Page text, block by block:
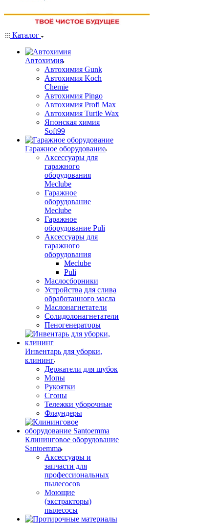
Каталог
Автохимия
Автохимия Gunk
Автохимия Koch
Chemie
Автохимия Pingo
Автохимия Profi Max
Автохимия Turtle Wax
Японская химия
Soft99
Гаражное оборудование
Аксессуары для
гаражного
оборудования
Meclube
Гаражное
оборудование
Meclube
Гаражное
оборудование Puli
Аксессуары для
гаражного
оборудования
Meclube
Puli
Маслосборники
Устройства для слива
обработанного масла
Маслонагнетатели
Солидолонагнетатели
Пеногенераторы
Инвентарь для уборки,
клининг
Держатели для шубок
Мопы
Рукоятки
Сгоны
Тележки уборочные
Флаундеры
Клининговое оборудование
Santoemma
Аксессуары и
запчасти для
профессиональных
пылесосов
Моющие
(экстракторы)
пылесосы